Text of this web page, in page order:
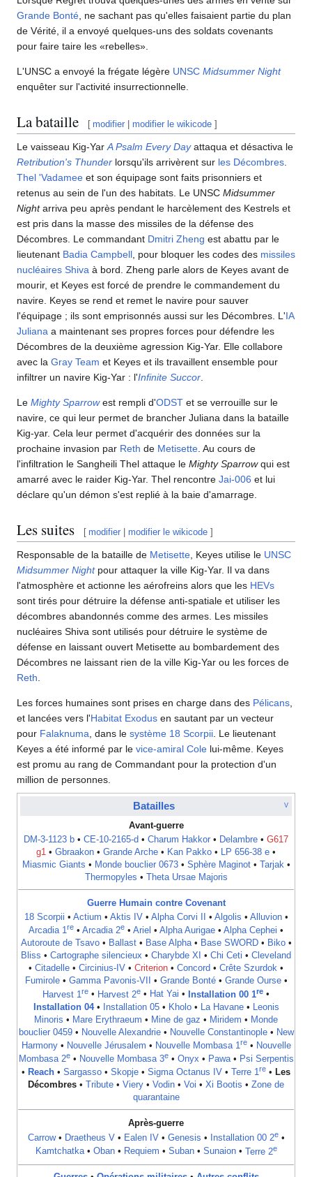
Grande Bonté, ne sachant pas qu'elles faisaient partie du plan
de Vérité, il a envoyé quelques-uns des soldats covenants
pour faire taire les «rebelles».
L'UNSC a envoyé la frégate légère UNSC Midsummer Night
enquêter sur l'activité insurrectionnelle.
La bataille [ modifier |modifier le wikicode ]
Le vaisseau Kig-YarA Psalm Every Dayattaqua et désactiva le
Retribution's Thunder lorsqu'ils arrivèrent sur les Décombres.
Thel 'Vadamee et son équipage sont faits prisonniers et
retenus au sein de l'un des habitats. Le UNSC Midsummer
Nightarriva peu après pendant le harcèlement des Kestrels et
est pris dans la masse des missiles de la défense des
Décombres. Le commandant Dmitri Zheng est abattu par le
lieutenant Badia Campbell, pour bloquer les codes des missiles
nucléaires Shiva à bord. Zheng parle alors de Keyes avant de
mourir, et Keyes est forcé de prendre le commandement du
navire. Keyes se rend et remet le navire pour sauver
l'équipage ; ils sont emprisonnés aussi sur les Décombres. L'IA
Juliana a maintenant ses propres forces pour défendre les
Décombres de la deuxième agression Kig-Yar. Elle collabore
avec la Gray Team et Keyes et ils travaillent ensemble pour
infiltrer un navire Kig-Yar : l'Infinite Succor.
Le Mighty Sparrowest rempli d'ODST et se verrouille sur le
navire, ce qui leur permet de brancher Juliana dans la bataille
Kig-yar. Cela leur permet d'acquérir des données sur la
prochaine invasion par Reth de Metisette. Au cours de
l'infiltration le Sangheili Thel attaque le Mighty Sparrowqui est
amarré avec le raider Kig-Yar. Thel rencontre Jai-006 et lui
déclare qu'un démon s'est replié à la baie d'amarrage.
Les suites [ modifier |modifier le wikicode ]
Responsable de la bataille de Metisette, Keyes utilise le UNSC
Midsummer Nightpour attaquer la ville Kig-Yar. Il va dans
l'atmosphère et actionne les aérofreins alors que les HEVs
sont tirés pour détruire la défense anti-spatiale et utiliser les
décombres abandonnés comme des armes. Les missiles
nucléaires Shiva sont utilisés pour détruire le système de
défense en laissant ouvert Metisette au bombardement des
Décombres ne laissant rien de la ville Kig-Yar ou les forces de
Reth.
Les forces humaines sont prises en charge dans des Pélicans,
et lancées vers l'Habitat Exodus en sautant par un vecteur
pour Falaknuma, dans le système 18 Scorpii. Le lieutenant
Keyes a été informé par le vice-amiral Cole lui-même. Keyes
est promu au rang de Commandant pour la protection d'un
million de personnes.
V
Batailles
Avant-guerre
DM-3-1123 b • CE-10-2165-d • Charum Hakkor • Delambre • G617
g1 • Gbraakon • Grande Arche • Kan Pakko • LP 656-38 e •
Miasmic Giants • Monde bouclier 0673• Sphère Maginot• Tarjak•
Thermopyles • Theta Ursae Majoris
Guerre Humain contre Covenant
18 Scorpii • Actium • Aktis IV • Alpha Corvi II • Algolis • Alluvion•
Arcadia 1re • Arcadia 2e • Ariel • Alpha Aurigae • Alpha Cephei •
Autoroute de Tsavo• Ballast• Base Alpha• Base SWORD• Biko•
Bliss • Cartographe silencieux • Charybde XI • Chi Ceti • Cleveland
• Citadelle • Circinius-IV • Criterion • Concord • Crête Szurdok •
Fumirole• Gamma Pavonis-VII • Grande Bonté• Grande Ourse•
Harvest 1 re • Harvest 2e • Hat Yai • Installation 00 1re •
Installation 04• Installation 05• Kholo• La Havane•
Leonis
Minoris • Mare Erythraeum • Mine de gaz • Miridem • Monde
bouclier 0459• Nouvelle Alexandrie• Nouvelle Constantinople• New
Harmony• Nouvelle Jérusalem • Nouvelle Mombasa 1 re• Nouvelle
Mombasa 2e• Nouvelle Mombasa 3e• Onyx • Pawa• Psi Serpentis
• Reach • Sargasso • Skopje • Sigma Octanus IV • Terre 1re • Les
Décombres • Tribute • Viery • Vodin • Voi • Xi Bootis • Zone de
quarantaine
Après-guerre
Carrow• Draetheus V • Ealen IV • Genesis • Installation 00 2e•
Kamtchatka• Oban• Requiem • Suban• Sunaion• Terre 2e